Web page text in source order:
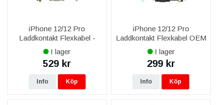
iPhone 12/12 Pro
Laddkontakt Flexkabel -
Guld
I lager
529 kr
Info Köp
iPhone 12/12 Pro
Laddkontakt Flexkabel OEM
- Svart
I lager
299 kr
Info Köp